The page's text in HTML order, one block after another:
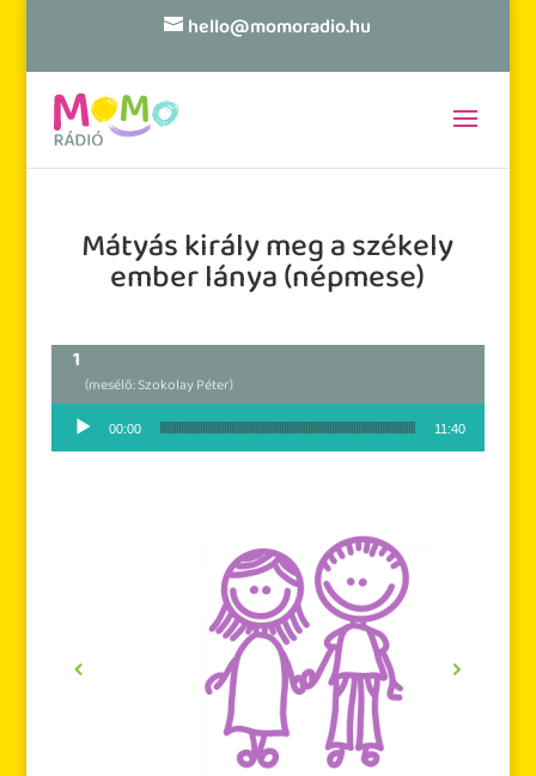
hello@momoradio.hu
Mátyás király meg a székely
ember lánya (népmese)
(mesélő: Szokolay Péter)
Audió lejátszó
00:00 11:40